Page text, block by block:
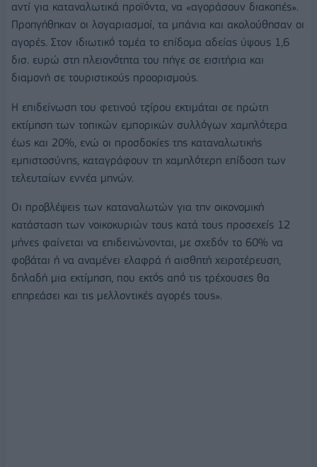
αντί για καταναλωτικά προϊόντα, να «αγοράσουν διακοπές».
Προηγήθηκαν οι λογαριασμοί, τα μπάνια και ακολούθησαν οι
αγορές. Στον ιδιωτικό τομέα το επίδομα αδείας ύψους 1,6
δισ. ευρώ στη πλειονότητα του πήγε σε εισιτήρια και
διαμονή σε τουριστικούς προορισμούς.
Η επιδείνωση του φετινού τζίρου εκτιμάται σε πρώτη
εκτίμηση των τοπικών εμπορικών συλλόγων χαμηλότερα
έως και 20%, ενώ οι προσδοκίες της καταναλωτικής
εμπιστοσύνης, καταγράφουν τη χαμηλότερη επίδοση των
τελευταίων εννέα μηνών.
Οι προβλέψεις των καταναλωτών για την οικονομική
κατάσταση των νοικοκυριών τους κατά τους προσεχείς 12
μήνες φαίνεται να επιδεινώνονται, με σχεδόν το 60% να
φοβάται ή να αναμένει ελαφρά ή αισθητή χειροτέρευση,
δηλαδή μια εκτίμηση, που εκτός από τις τρέχουσες θα
επηρεάσει και τις μελλοντικές αγορές τους».